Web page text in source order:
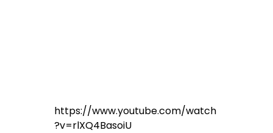
https://www.youtube.com/watch
?v=rlXQ4BasoiU